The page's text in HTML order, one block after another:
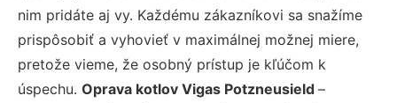
nim pridáte aj vy. Každému zákazníkovi sa snažíme
prispôsobiť a vyhovieť v maximálnej možnej miere,
pretože vieme, že osobný prístup je kľúčom k
úspechu. Oprava kotlov Vigas Potzneusield –